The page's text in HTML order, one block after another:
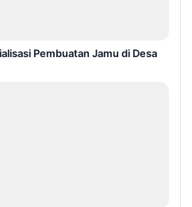
Pembuatan Jamu di Desa